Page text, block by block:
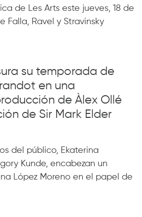
de Les Arts este jueves, 18 de
Falla, Ravel y Stravinsky
su temporada de
en una
de Àlex Ollé
de Sir Mark Elder
del público, Ekaterina
Kunde, encabezan un
López Moreno en el papel de